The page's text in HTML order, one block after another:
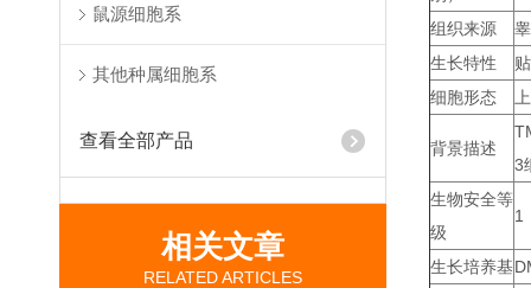
鼠源细胞系
其他种属细胞系
查看全部产品
相关文章
RELATED ARTICLES
组织来源
生长特性
细胞形态
背景描述
3
生物安全等
级
1
生长培养基